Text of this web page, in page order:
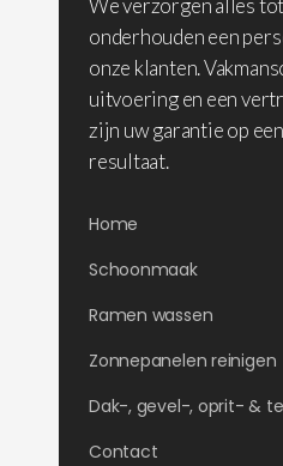
We verzorgen alles
onderhouden een
onze klanten.
uitvoering en een
zijn uw garantie op
resultaat.
Home
Schoonmaak
Ramen wassen
Zonnepanelen reinigen
Dak-, gevel-, oprit- &
Contact